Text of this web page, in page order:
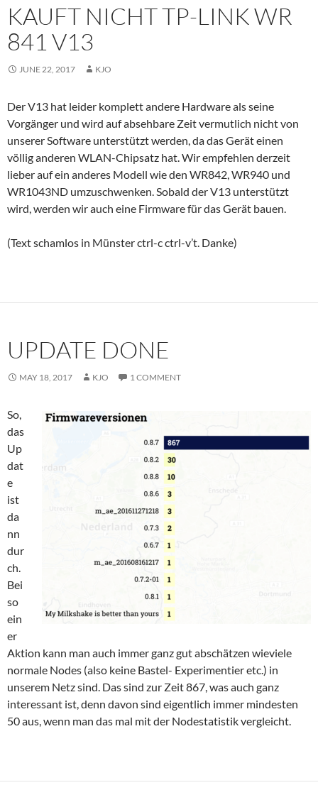
KAUFT NICHT TP-LINK WR
841 V13
JUNE 22, 2017 KJO
Der V13 hat leider komplett andere Hardware als seine
Vorgänger und wird auf absehbare Zeit vermutlich nicht von
unserer Software unterstützt werden, da das Gerät einen
völlig anderen WLAN-Chipsatz hat. Wir empfehlen derzeit
lieber auf ein anderes Modell wie den WR842, WR940 und
WR1043ND umzuschwenken. Sobald der V13 unterstützt
wird, werden wir auch eine Firmware für das Gerät bauen.
(Text schamlos in Münster ctrl-c ctrl-v’t. Danke)
UPDATE DONE
MAY 18, 2017 KJO 1 COMMENT
So,
das
Up
dat
e
ist
da
nn
dur
ch.
Bei
so
ein
er
Aktion kann man auch immer ganz gut abschätzen wieviele
normale Nodes (also keine Bastel- Experimentier etc.) in
unserem Netz sind. Das sind zur Zeit 867, was auch ganz
interessant ist, denn davon sind eigentlich immer mindesten
50 aus, wenn man das mal mit der Nodestatistik vergleicht.